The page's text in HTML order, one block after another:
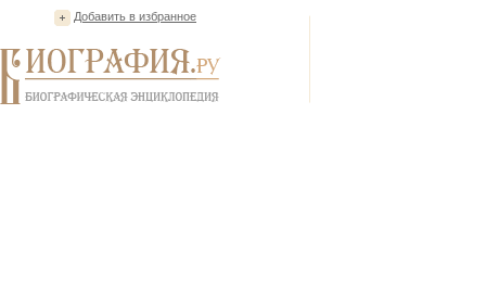
Добавить в избранное